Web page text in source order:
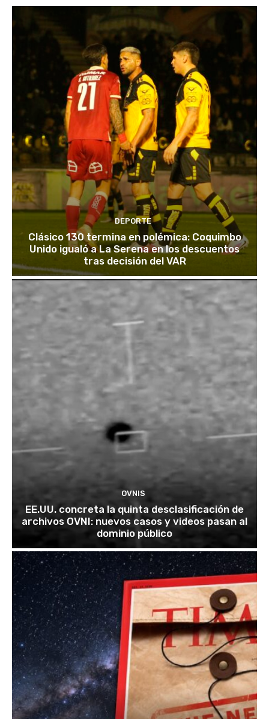
DEPORTE
Clásico 130 termina en polémica: Coquimbo
Unido igualó a La Serena en los descuentos
tras decisión del VAR
OVNIS
EE.UU. concreta la quinta desclasificación de
archivos OVNI: nuevos casos y videos pasan al
dominio público